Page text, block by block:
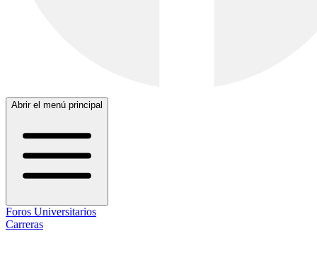
Abrir el menú principal
Foros Universitarios
Carreras